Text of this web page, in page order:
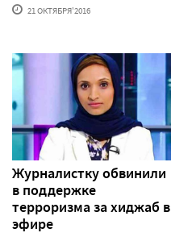
21 ОКТЯБРЯ'2016
Журналистку обвинили
в поддержке
терроризма за хиджаб в
эфире